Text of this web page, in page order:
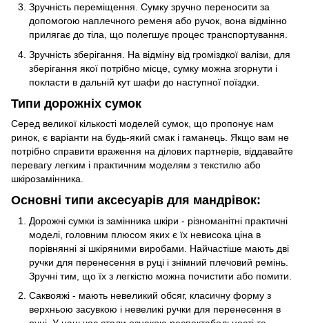
Зручність переміщення. Сумку зручно переносити за
допомогою наплечного ременя або ручок, вона відмінно
прилягає до тіла, що полегшує процес транспортування.
Зручність зберігання. На відміну від громіздкої валізи, для
зберігання якої потрібно місце, сумку можна згорнути і
покласти в дальній кут шафи до наступної поїздки.
Типи дорожніх сумок
Серед великої кількості моделей сумок, що пропонує нам
ринок, є варіанти на будь-який смак і гаманець. Якщо вам не
потрібно справити враження на ділових партнерів, віддавайте
перевагу легким і практичним моделям з текстилю або
шкірозамінника.
Основні типи аксесуарів для мандрівок:
Дорожні сумки із замінника шкіри - різноманітні практичні
моделі, головним плюсом яких є їх невисока ціна в
порівнянні зі шкіряними виробами. Найчастіше мають дві
ручки для перенесення в руці і знімний плечовий ремінь.
Зручні тим, що їх з легкістю можна почистити або помити.
Саквояжі - мають невеликий обсяг, класичну форму з
верхньою засувкою і невеликі ручки для перенесення в